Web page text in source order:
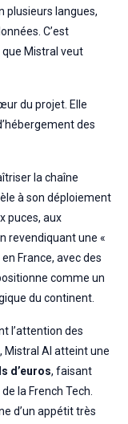
plusieurs langues,
C’est
que Mistral veut
du projet. Elle
des
la chaîne
à son déploiement
puces, aux
revendiquant une «
France, avec des
comme un
du continent.
l’attention des
Mistral AI atteint une
d’euros, faisant
la French Tech.
d’un appétit très